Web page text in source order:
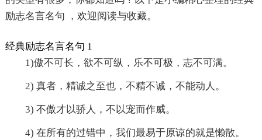
励志名言名句 ，欢迎阅读与收藏。
经典励志名言名句 1
1)傲不可长，欲不可纵，乐不可极，志不可满。
2) 真者，精诚之至也，不精不诚，不能动人。
3) 不傲才以骄人，不以宠而作威。
4) 在所有的过错中，我们最易于原谅的就是懒散。